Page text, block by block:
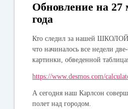
Обновление на 27
года
Кто следил за нашей
что начиналось все недели
картинки, обведенной
https://www.desmos.com/
А сегодня наш Карлсон
полет над городом.